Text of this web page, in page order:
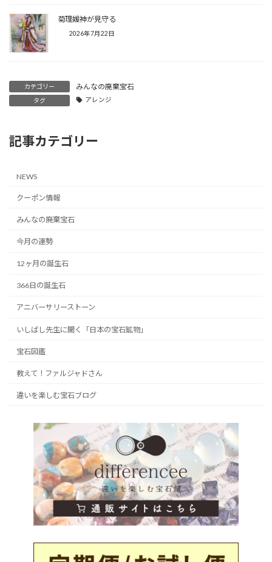
菊理媛神が見守る
2026年7月22日
カテゴリー みんなの廃棄宝石
タグ アレンジ
記事カテゴリー
NEWS
クーポン情報
みんなの廃棄宝石
今月の運勢
12ヶ月の誕生石
366日の誕生石
アニバーサリーストーン
いしばし先生に聞く「日本の宝石鉱物」
宝石図鑑
教えて！ファルジャドさん
違いを楽しむ宝石ブログ